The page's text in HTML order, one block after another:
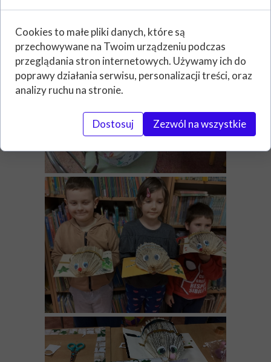
Cookies to małe pliki danych, które są
przechowywane na Twoim urządzeniu podczas
przeglądania stron internetowych. Używamy ich do
poprawy działania serwisu, personalizacji treści, oraz
analizy ruchu na stronie.
Dostosuj Zezwól na wszystkie